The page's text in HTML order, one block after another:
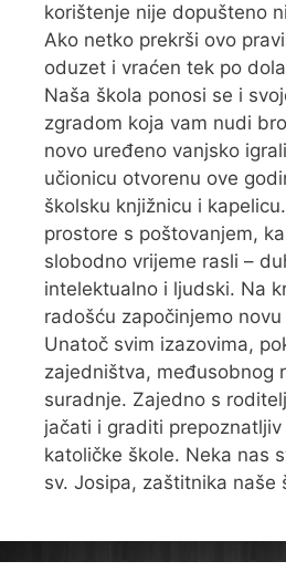
korištenje nije dopušteno
Ako netko prekrši ovo
oduzet i vraćen tek po
Naša škola ponosi se i
zgradom koja vam nudi
novo uređeno vanjsko
učionicu otvorenu ove
školsku knjižnicu i
prostore s poštovanjem,
slobodno vrijeme rasli –
intelektualno i ljudski. Na
radošću započinjemo
Unatoč svim izazovima,
zajedništva, međusobnog
suradnje. Zajedno s
jačati i graditi
katoličke škole. Neka nas
sv. Josipa, zaštitnika naše